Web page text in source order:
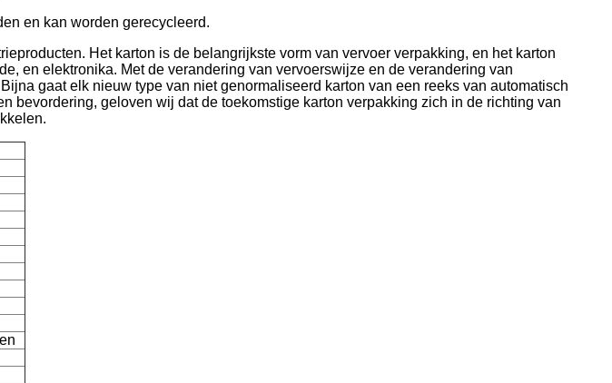
en kan worden gerecycleerd.
Het karton is de belangrijkste vorm van vervoer verpakking, en het karton
en elektronika. Met de verandering van vervoerswijze en de verandering van
gaat elk nieuw type van niet genormaliseerd karton van een reeks van automatisch
bevordering, geloven wij dat de toekomstige karton verpakking zich in de richting van